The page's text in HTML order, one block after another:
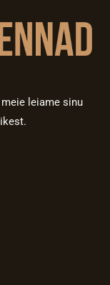
leiame sinu